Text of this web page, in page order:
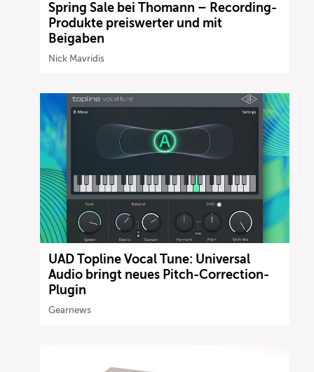
Spring Sale bei Thomann – Recording-
Produkte preiswerter und mit
Beigaben
Nick Mavridis
UAD Topline Vocal Tune: Universal
Audio bringt neues Pitch-Correction-
Plugin
Gearnews